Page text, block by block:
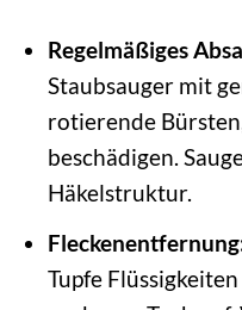
Regelmäßiges
Staubsauger mit
rotierende
beschädigen.
Häkelstruktur.
Tupfe